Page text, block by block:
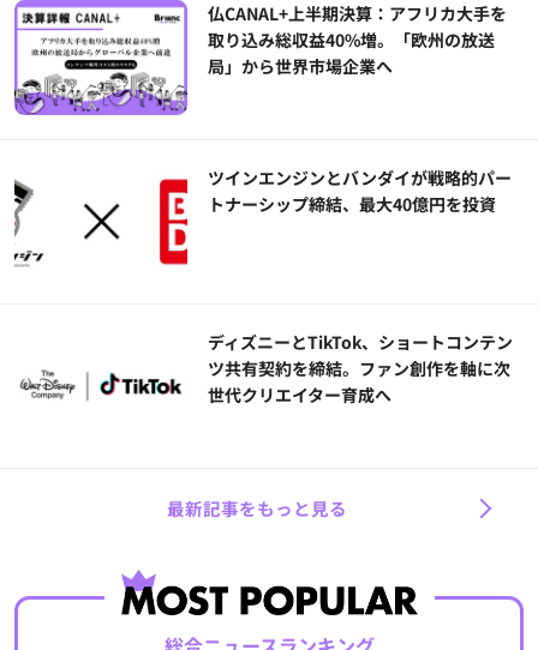
仏CANAL+上半期決算：アフリカ大手を
取り込み総収益40%増。「欧州の放送
局」から世界市場企業へ
ツインエンジンとバンダイが戦略的パー
トナーシップ締結、最大40億円を投資
ディズニーとTikTok、ショートコンテン
ツ共有契約を締結。ファン創作を軸に次
世代クリエイター育成へ
最新記事をもっと見る